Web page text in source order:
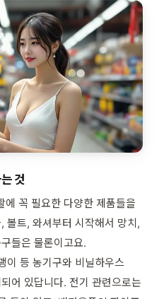
것
에 꼭 필요한 다양한 제품들을
볼트, 와셔부터 시작해서 망치,
들은 물론이고요.
이 등 농기구와 비닐하우스
어 있답니다. 전기 관련으로는